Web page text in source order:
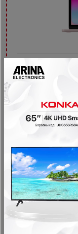
Зөөврийн Компьютер
2,999,900₮
- 100,000₮